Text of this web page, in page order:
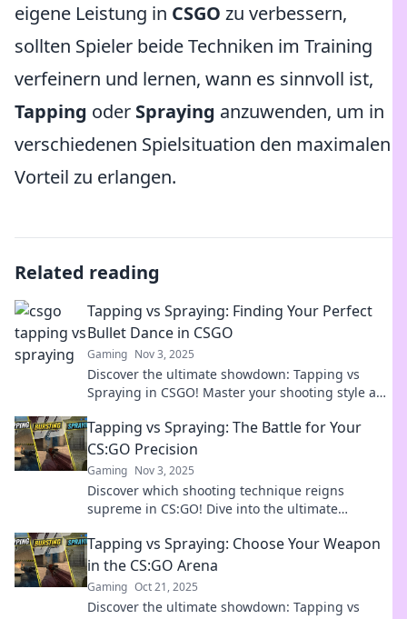
eigene Leistung in CSGO zu verbessern,
sollten Spieler beide Techniken im Training
verfeinern und lernen, wann es sinnvoll ist,
Tapping oder Spraying anzuwenden, um in
verschiedenen Spielsituation den maximalen
Vorteil zu erlangen.
Related reading
Tapping vs Spraying: Finding Your Perfect
Bullet Dance in CSGO
Gaming Nov 3, 2025
Discover the ultimate showdown: Tapping vs
Spraying in CSGO! Master your shooting style and
Tapping vs Spraying: The Battle for Your
CS:GO Precision
Gaming Nov 3, 2025
Discover which shooting technique reigns
supreme in CS:GO! Dive into the ultimate
accuracy.
Tapping vs Spraying: Choose Your Weapon
in the CS:GO Arena
Gaming Oct 21, 2025
Discover the ultimate showdown: Tapping vs